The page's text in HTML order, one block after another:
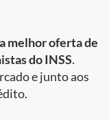
melhor oferta de
do INSS.
e junto aos